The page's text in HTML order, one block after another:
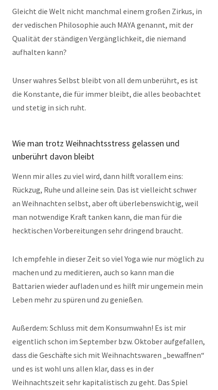
Gleicht die Welt nicht manchmal einem großen Zirkus, in
der vedischen Philosophie auch MAYA genannt, mit der
Qualität der ständigen Vergänglichkeit, die niemand
aufhalten kann?
Unser wahres Selbst bleibt von all dem unberührt, es ist
die Konstante, die für immer bleibt, die alles beobachtet
und stetig in sich ruht.
Wie man trotz Weihnachtsstress gelassen und
unberührt davon bleibt
Wenn mir alles zu viel wird, dann hilft vorallem eins:
Rückzug, Ruhe und alleine sein. Das ist vielleicht schwer
an Weihnachten selbst, aber oft überlebenswichtig, weil
man notwendige Kraft tanken kann, die man für die
hecktischen Vorbereitungen sehr dringend braucht.
Ich empfehle in dieser Zeit so viel Yoga wie nur möglich zu
machen und zu meditieren, auch so kann man die
Battarien wieder aufladen und es hilft mir ungemein mein
Leben mehr zu spüren und zu genießen.
Außerdem: Schluss mit dem Konsumwahn! Es ist mir
eigentlich schon im September bzw. Oktober aufgefallen,
dass die Geschäfte sich mit Weihnachtswaren „bewaffnen“
und es ist wohl uns allen klar, dass es in der
Weihnachtszeit sehr kapitalistisch zu geht. Das Spiel